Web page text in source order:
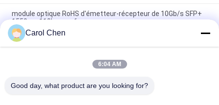
module optique RoHS d'émetteur-récepteur de 10Gb/s SFP+
1550nm 110km conforme
Émetteur-récepteur BIDI 25 Gbps 40KM 1270/1310nm 40KM
APD LC DOM, émetteurs-récepteurs à fibre optique Ethernet
Carol Chen
6:04 AM
Good day, what product are you looking for?